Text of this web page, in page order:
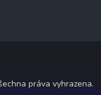
práva vyhrazena.